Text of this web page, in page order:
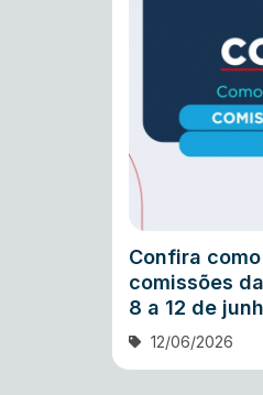
Confira
comissões
8 a 12 de
12/06/2026